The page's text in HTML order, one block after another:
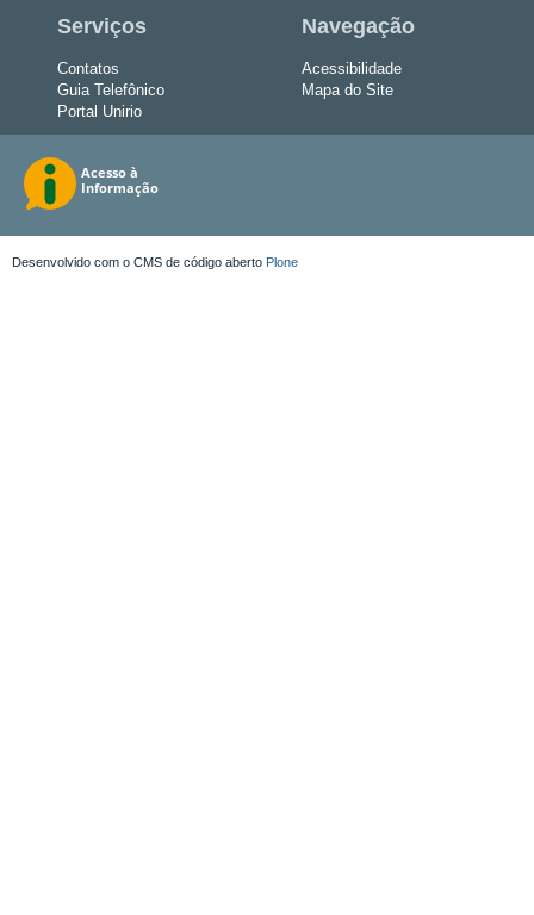
Serviços
Contatos
Guia Telefônico
Portal Unirio
Navegação
Acessibilidade
Mapa do Site
Desenvolvido com o CMS de código aberto Plone